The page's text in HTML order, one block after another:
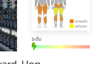
ระดับ